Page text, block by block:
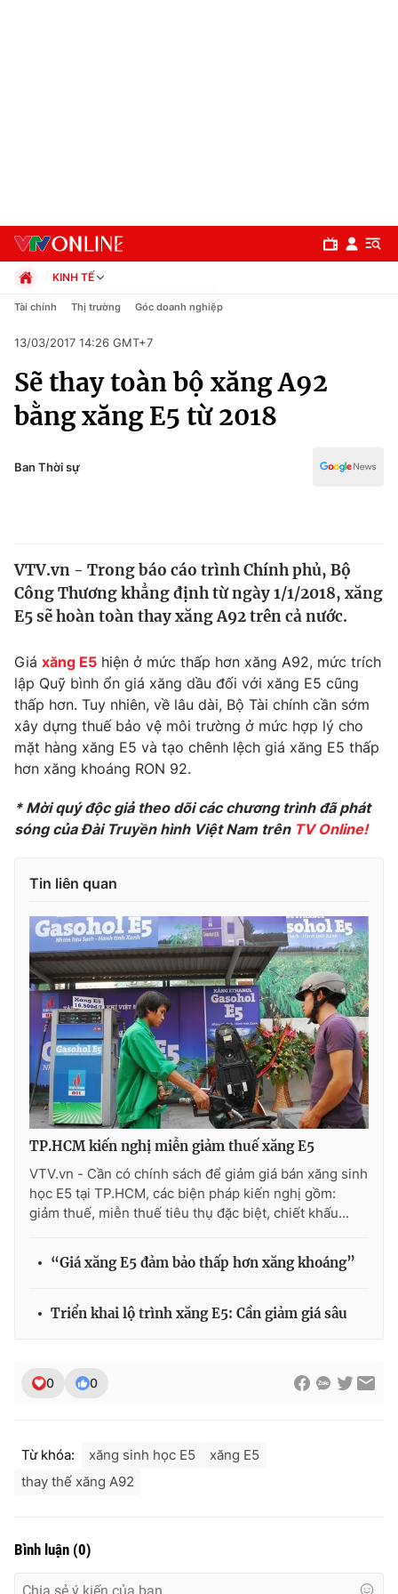
Chuyên mục
Chính trị
Thế giới
Thế giới đó đây
Câu chuyện quốc tế
Kinh tế
Tài chính
Thị trường
Góc doanh nghiệp
Dữ liệu và đời sống
Truyền hình
Phim VTV
Hậu trường
Nhân vật
Giải sao mai
Giải trí
Âm nhạc
Sao
Làm đẹp
Chất lượng cuộc sống
Giáo dục
Tuyển sinh
Học trực tuyến
Công nghệ
Hitech Công nghệ tương lai
Sản phẩm
Thị trường
Tư vấn
Giao lưu trực tuyến
Lịch phát sóng
Chuyên mục khác
Emagazine Podcast
Photo Infographic
Shorts video
VTV Thể thao
VTV Sức khoẻ
VTV4
Liên hệ tòa soạn
KINH TẾ
Chính trị
Pháp luật
Kinh tế
Thể thao
Truyền hình
Y tế
Tài chính Thị trường Góc doanh nghiệp
13/03/2017 14:26 GMT+7
Sẽ thay toàn bộ xăng A92
bằng xăng E5 từ 2018
Ban Thời sự
VTV.vn - Trong báo cáo trình Chính phủ, Bộ
Công Thương khẳng định từ ngày 1/1/2018, xăng
E5 sẽ hoàn toàn thay xăng A92 trên cả nước.
Giá xăng E5 hiện ở mức thấp hơn xăng A92, mức trích
lập Quỹ bình ổn giá xăng dầu đối với xăng E5 cũng
thấp hơn. Tuy nhiên, về lâu dài, Bộ Tài chính cần sớm
xây dựng thuế bảo vệ môi trường ở mức hợp lý cho
mặt hàng xăng E5 và tạo chênh lệch giá xăng E5 thấp
hơn xăng khoáng RON 92.
* Mời quý độc giả theo dõi các chương trình đã phát
sóng của Đài Truyền hình Việt Nam trên TV Online!
Tin liên quan
TP.HCM kiến nghị miễn giảm thuế xăng E5
VTV.vn - Cần có chính sách để giảm giá bán xăng sinh
học E5 tại TP.HCM, các biện pháp kiến nghị gồm:
giảm thuế, miễn thuế tiêu thụ đặc biệt, chiết khấu...
“Giá xăng E5 đảm bảo thấp hơn xăng khoáng”
Triển khai lộ trình xăng E5: Cần giảm giá sâu
0 0
Từ khóa: xăng sinh học E5
xăng E5
thay thế xăng A92
Bình luận (0)